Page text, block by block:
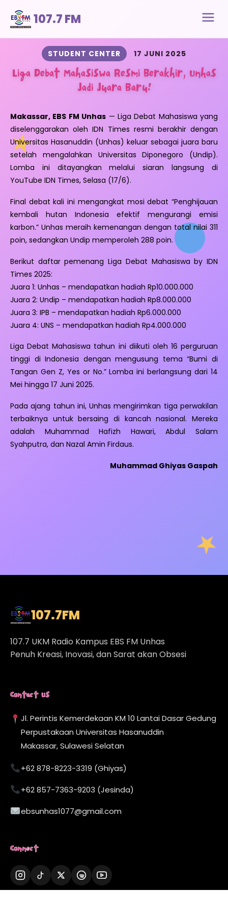
107.7 FM
STUDENT CENTER 17 JUNI 2025
Liga Debat Mahasiswa Resmi Berakhir, Unhas
Jadi Juara Baru!
Makassar, EBS FM Unhas — Liga Debat Mahasiswa yang
diselenggarakan oleh IDN Times resmi berakhir dengan
Universitas Hasanuddin (Unhas) keluar sebagai juara baru
setelah mengalahkan Universitas Diponegoro (Undip).
Lomba ini ditayangkan melalui siaran langsung di
YouTube IDN Times, Selasa (17/6).
Final debat kali ini mengangkat mosi debat “Penghijauan
kembali hutan Indonesia efektif mengurangi emisi
karbon.” Unhas meraih kemenangan dengan total nilai 311
poin, sedangkan Undip memperoleh 288 poin.
Berikut daftar pemenang Liga Debat Mahasiswa by IDN
Times 2025:
Juara 1: Unhas – mendapatkan hadiah Rp10.000.000
Juara 2: Undip – mendapatkan hadiah Rp8.000.000
Juara 3: IPB – mendapatkan hadiah Rp6.000.000
Juara 4: UNS – mendapatkan hadiah Rp4.000.000
Liga Debat Mahasiswa tahun ini diikuti oleh 16 perguruan
tinggi di Indonesia dengan mengusung tema “Bumi di
Tangan Gen Z, Yes or No.” Lomba ini berlangsung dari 14
Mei hingga 17 Juni 2025.
Pada ajang tahun ini, Unhas mengirimkan tiga perwakilan
terbaiknya untuk bersaing di kancah nasional. Mereka
adalah Muhammad Hafizh Hawari, Abdul Salam
Syahputra, dan Nazal Amin Firdaus.
Muhammad Ghiyas Gaspah
107.7FM
107.7 UKM Radio Kampus EBS FM Unhas
Penuh Kreasi, Inovasi, dan Sarat akan Obsesi
Contact Us
Jl. Perintis Kemerdekaan KM 10 Lantai Dasar Gedung
Perpustakaan Universitas Hasanuddin
Makassar, Sulawesi Selatan
+62 878-8223-3319 (Ghiyas)
+62 857-7363-9203 (Jesinda)
ebsunhas1077@gmail.com
Connect